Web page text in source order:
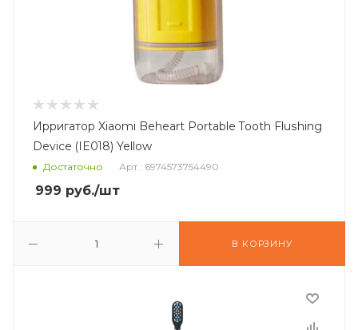
Ирригатор Xiaomi Beheart Portable Tooth Flushing
Device (IE018) Yellow
Достаточно Арт.: 6974573754490
999 руб./шт
В КОРЗИНУ